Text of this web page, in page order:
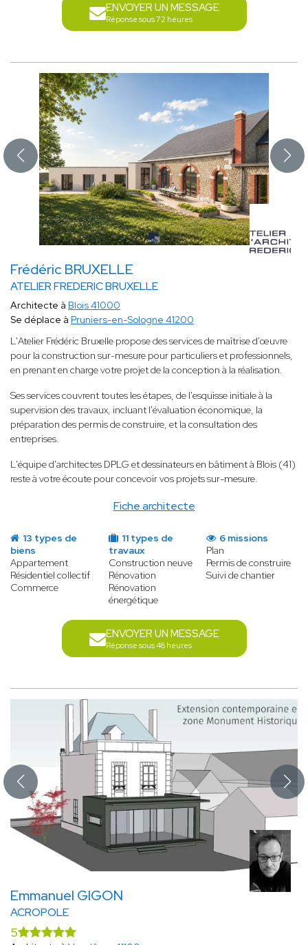
ENVOYER UN MESSAGE
Réponse sous 72 heures
Frédéric BRUXELLE
ATELIER FREDERIC BRUXELLE
Fiche architecte
Architecte à Blois 41000
Se déplace à Pruniers-en-Sologne 41200
L'Atelier Frédéric Bruxelle propose des services de maîtrise d'œuvre
pour la construction sur-mesure pour particuliers et professionnels,
en prenant en charge votre projet de la conception à la réalisation.
Ses services couvrent toutes les étapes, de l'esquisse initiale à la
supervision des travaux, incluant l'évaluation économique, la
préparation des permis de construire, et la consultation des
entreprises.
L'équipe d'architectes DPLG et dessinateurs en bâtiment à Blois (41)
reste à votre écoute pour concevoir vos projets sur-mesure.
13 types de
biens
Appartement
Résidentiel collectif
Commerce
11 types de
travaux
Construction neuve
Rénovation
Rénovation
énergétique
6 missions
Plan
Permis de construire
Suivi de chantier
ENVOYER UN MESSAGE
Réponse sous 48 heures
Emmanuel GIGON
ACROPOLE
5